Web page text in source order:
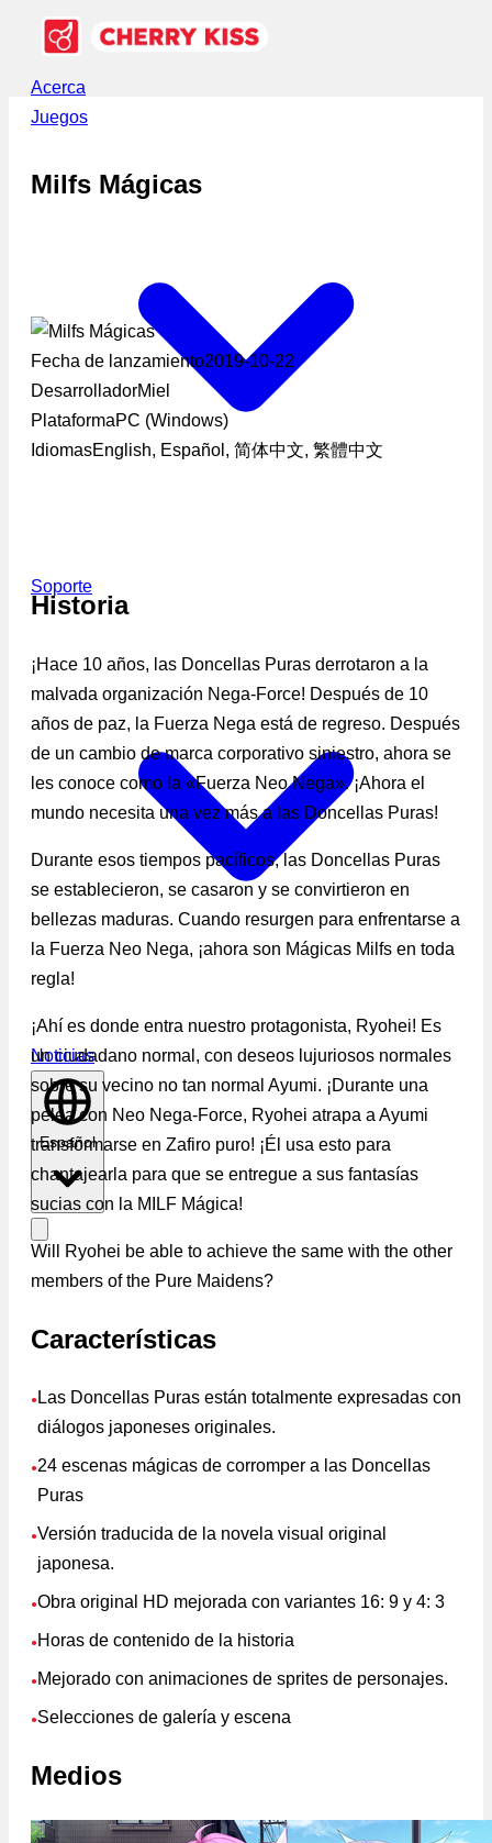
Acerca
Juegos
Soporte
Noticias
Español
Milfs Mágicas
Fecha de lanzamiento2019-10-22
DesarrolladorMiel
PlataformaPC (Windows)
IdiomasEnglish, Español, 简体中文, 繁體中文
Historia
¡Hace 10 años, las Doncellas Puras derrotaron a la
malvada organización Nega-Force! Después de 10
años de paz, la Fuerza Nega está de regreso. Después
de un cambio de marca corporativo siniestro, ahora se
les conoce como la «Fuerza Neo Nega». ¡Ahora el
mundo necesita una vez más a las Doncellas Puras!
Durante esos tiempos pacíficos, las Doncellas Puras
se establecieron, se casaron y se convirtieron en
bellezas maduras. Cuando resurgen para enfrentarse a
la Fuerza Neo Nega, ¡ahora son Mágicas Milfs en toda
regla!
¡Ahí es donde entra nuestro protagonista, Ryohei! Es
un ciudadano normal, con deseos lujuriosos normales
sobre su vecino no tan normal Ayumi. ¡Durante una
pelea con Neo Nega-Force, Ryohei atrapa a Ayumi
transformarse en Zafiro puro! ¡Él usa esto para
chantajearla para que se entregue a sus fantasías
sucias con la MILF Mágica!
Will Ryohei be able to achieve the same with the other
members of the Pure Maidens?
Características
● Las Doncellas Puras están totalmente expresadas con
diálogos japoneses originales.
●24 escenas mágicas de corromper a las Doncellas
Puras
●Versión traducida de la novela visual original
japonesa.
●Obra original HD mejorada con variantes 16: 9 y 4: 3
● Horas de contenido de la historia
● Mejorado con animaciones de sprites de personajes.
●Selecciones de galería y escena
Medios